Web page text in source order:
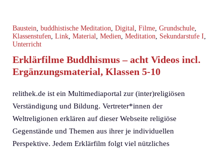
Baustein buddhistische Meditation Digital Filme Grundschule
Klassenstufen Link Material Medien Meditation Sekundarstufe I
Unterricht
Erklärfilme Buddhismus – acht Videos incl.
Ergänzungsmaterial, Klassen 5-10
relithek.de ist ein Multimediaportal zur (inter)religiösen
Verständigung und Bildung. Vertreter*innen der
Weltreligionen erklären auf dieser Webseite religiöse
Gegenstände und Themen aus ihrer je individuellen
Perspektive. Jedem Erklärfilm folgt viel nützliches